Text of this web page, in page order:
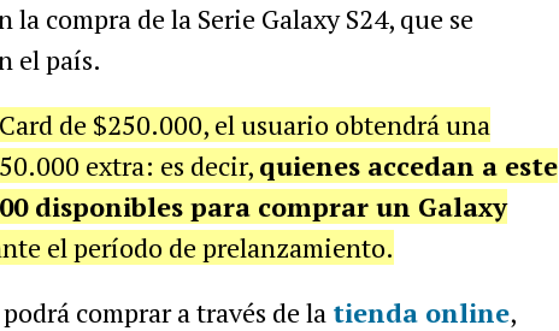
compra de la Serie Galaxy S24, que se
el país.
de $250.000, el usuario obtendrá una
extra: es decir, quienes accedan a este
disponibles para comprar un Galaxy
el período de prelanzamiento.
comprar a través de la tienda online,